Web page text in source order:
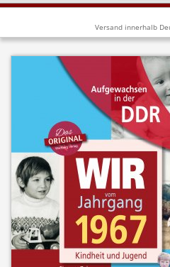
Versand innerhalb